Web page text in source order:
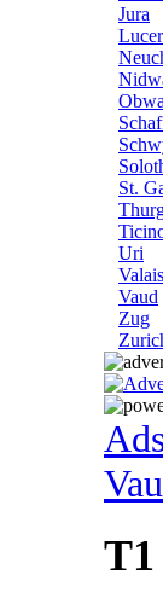
Jura
St.
Uri
Valais
Vaud
Zug
T1